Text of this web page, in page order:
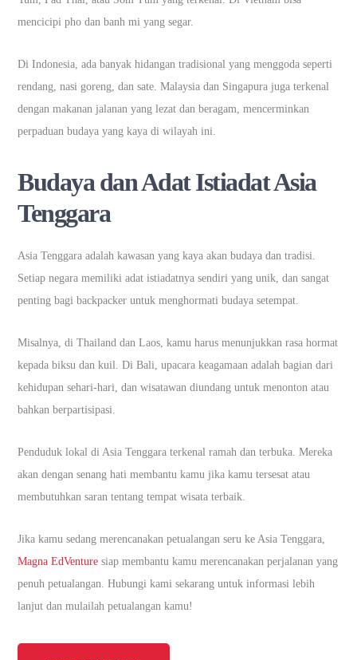
mencicipi pho dan banh mi yang segar.
Di Indonesia, ada banyak hidangan tradisional yang menggoda seperti
rendang, nasi goreng, dan sate. Malaysia dan Singapura juga terkenal
dengan makanan jalanan yang lezat dan beragam, mencerminkan
perpaduan budaya yang kaya di wilayah ini.
Budaya dan Adat Istiadat Asia
Tenggara
Asia Tenggara adalah kawasan yang kaya akan budaya dan tradisi.
Setiap negara memiliki adat istiadatnya sendiri yang unik, dan sangat
penting bagi backpacker untuk menghormati budaya setempat.
Misalnya, di Thailand dan Laos, kamu harus menunjukkan rasa hormat
kepada biksu dan kuil. Di Bali, upacara keagamaan adalah bagian dari
kehidupan sehari-hari, dan wisatawan diundang untuk menonton atau
bahkan berpartisipasi.
Penduduk lokal di Asia Tenggara terkenal ramah dan terbuka. Mereka
akan dengan senang hati membantu kamu jika kamu tersesat atau
membutuhkan saran tentang tempat wisata terbaik.
Jika kamu sedang merencanakan petualangan seru ke Asia Tenggara,
Magna EdVenture siap membantu kamu merencanakan perjalanan yang
penuh petualangan. Hubungi kami sekarang untuk informasi lebih
lanjut dan mulailah petualangan kamu!